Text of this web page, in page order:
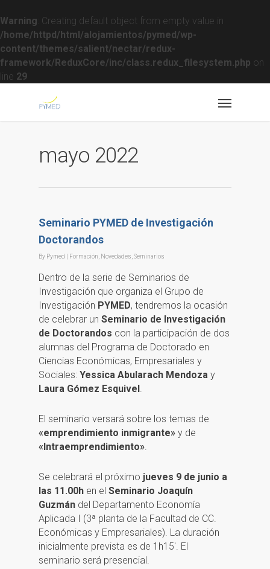
Warning : Creating default object from empty value in
/home/httpd/html/alojamientos/pymed/wp-
content/themes/salient/nectar/redux-
framework/ReduxCore/inc/class.redux_filesystem.php on
line 29
mayo 2022
Seminario PYMED de Investigación
Doctorandos
By Pymed Formación Novedades Seminarios
Dentro de la serie de Seminarios de
Investigación que organiza el Grupo de
Investigación PYMED, tendremos la ocasión
de celebrar un Seminario de Investigación
de Doctorandos con la participación de dos
alumnas del Programa de Doctorado en
Ciencias Económicas, Empresariales y
Sociales: Yessica Abularach Mendoza y
Laura Gómez Esquivel.
El seminario versará sobre los temas de
«emprendimiento inmigrante» y de
«Intraemprendimiento».
Se celebrará el próximo jueves 9 de junio a
las 11.00h en el Seminario Joaquín
Guzmán del Departamento Economía
Aplicada I (3ª planta de la Facultad de CC.
Económicas y Empresariales). La duración
inicialmente prevista es de 1h15′. El
seminario será presencial.